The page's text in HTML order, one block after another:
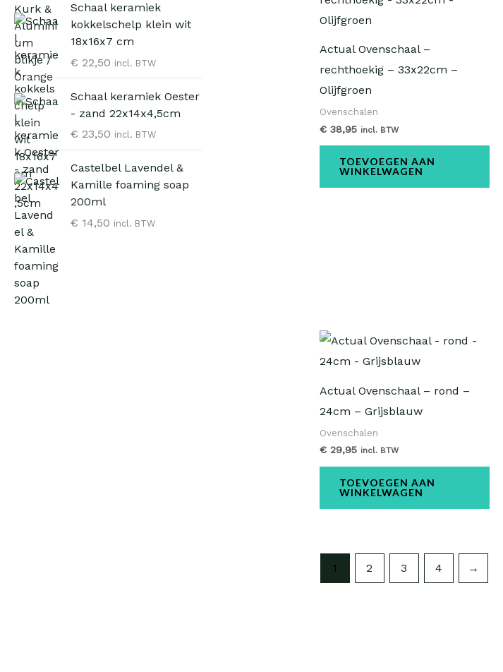
n
k
e
l
i
j
k
e
p
r
i
s
p
r
j
s
i
s
:
€
6
Schaal keramiek
kokkelschelp klein wit
18x16x7 cm
€ 22,50 incl. BTW
Schaal keramiek Oester
- zand 22x14x4,5cm
€ 23,50 incl. BTW
Castelbel Lavendel &
Kamille foaming soap
200ml
€ 14,50 incl. BTW
Actual Ovenschaal –
rechthoekig – 33x22cm –
Olijfgroen
Ovenschalen
€38,95 incl. BTW
TOEVOEGEN AAN
WINKELWAGEN
Actual Ovenschaal – rond –
24cm – Grijsblauw
Ovenschalen
€29,95 incl. BTW
TOEVOEGEN AAN
WINKELWAGEN
1 2 3 4 →